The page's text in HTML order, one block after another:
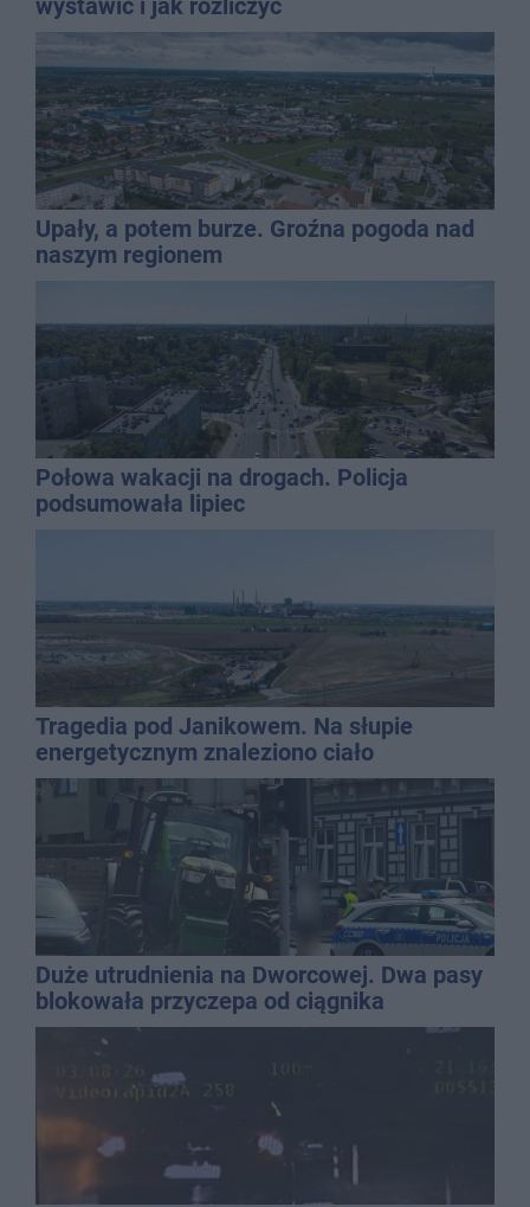
Upały, a potem burze. Groźna pogoda nad
naszym regionem
Połowa wakacji na drogach. Policja
podsumowała lipiec
Tragedia pod Janikowem. Na słupie
energetycznym znaleziono ciało
mężczyzny
Duże utrudnienia na Dworcowej. Dwa pasy
blokowała przyczepa od ciągnika